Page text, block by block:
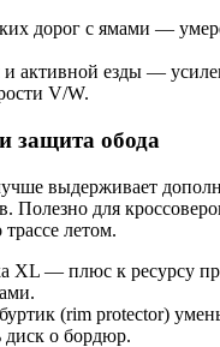
дорог с ямами —
и активной езды —
V/W.
защита обода
выдерживает
Полезно для
летом.
XL — плюс к ресурсу
(rim protector)
диск о бордюр.